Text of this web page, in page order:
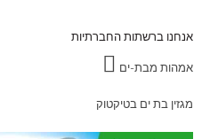
אנחנו ברשתות החברתיות
אמהות מבת-ים
מגזין בת ים בטיקטוק